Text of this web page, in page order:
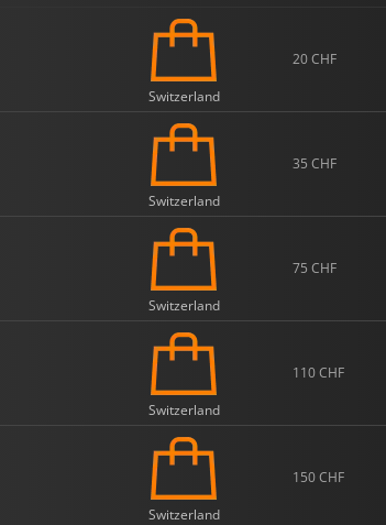
Switzerland
20 CHF
Switzerland
35 CHF
Switzerland
75 CHF
Switzerland
110 CHF
Switzerland
150 CHF